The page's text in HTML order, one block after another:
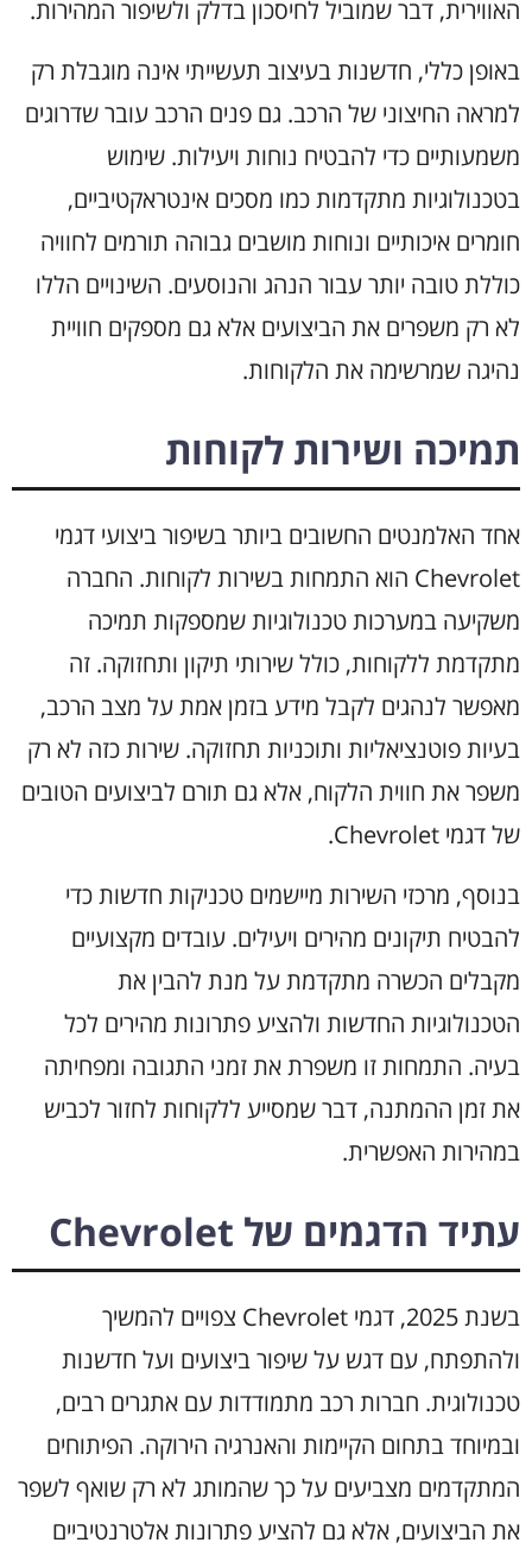
האווירית, דבר שמוביל לחיסכון בדלק ולשיפור המהירות.
באופן כללי, חדשנות בעיצוב תעשייתי אינה מוגבלת רק
למראה החיצוני של הרכב. גם פנים הרכב עובר שדרוגים
משמעותיים כדי להבטיח נוחות ויעילות. שימוש
בטכנולוגיות מתקדמות כמו מסכים אינטראקטיביים,
חומרים איכותיים ונוחות מושבים גבוהה תורמים לחוויה
כוללת טובה יותר עבור הנהג והנוסעים. השינויים הללו
לא רק משפרים את הביצועים אלא גם מספקים חוויית
נהיגה שמרשימה את הלקוחות.
תמיכה ושירות לקוחות
אחד האלמנטים החשובים ביותר בשיפור ביצועי דגמי
Chevrolet הוא התמחות בשירות לקוחות. החברה
משקיעה במערכות טכנולוגיות שמספקות תמיכה
מתקדמת ללקוחות, כולל שירותי תיקון ותחזוקה. זה
מאפשר לנהגים לקבל מידע בזמן אמת על מצב הרכב,
בעיות פוטנציאליות ותוכניות תחזוקה. שירות כזה לא רק
משפר את חווית הלקוח, אלא גם תורם לביצועים הטובים
של דגמי Chevrolet.
בנוסף, מרכזי השירות מיישמים טכניקות חדשות כדי
להבטיח תיקונים מהירים ויעילים. עובדים מקצועיים
מקבלים הכשרה מתקדמת על מנת להבין את
הטכנולוגיות החדשות ולהציע פתרונות מהירים לכל
בעיה. התמחות זו משפרת את זמני התגובה ומפחיתה
את זמן ההמתנה, דבר שמסייע ללקוחות לחזור לכביש
במהירות האפשרית.
עתיד הדגמים של Chevrolet
בשנת 2025, דגמי Chevrolet צפויים להמשיך
ולהתפתח, עם דגש על שיפור ביצועים ועל חדשנות
טכנולוגית. חברות רכב מתמודדות עם אתגרים רבים,
ובמיוחד בתחום הקיימות והאנרגיה הירוקה. הפיתוחים
המתקדמים מצביעים על כך שהמותג לא רק שואף לשפר
את הביצועים, אלא גם להציע פתרונות אלטרנטיביים